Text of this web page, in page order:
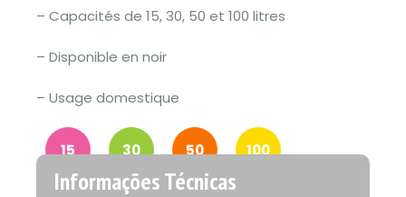
– Capacités de 15, 30, 50 et 100 litres
– Disponible en noir
– Usage domestique
15 30 50 100
Informações Técnicas